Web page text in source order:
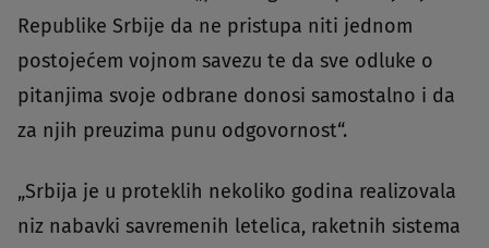
Republike Srbije da ne pristupa niti jednom
postojećem vojnom savezu te da sve odluke o
pitanjima svoje odbrane donosi samostalno i da
za njih preuzima punu odgovornost“.
„Srbija je u proteklih nekoliko godina realizovala
niz nabavki savremenih letelica, raketnih sistema